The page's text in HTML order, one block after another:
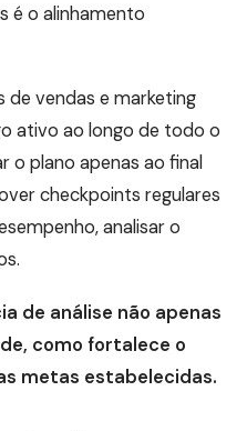
é o alinhamento
de vendas e marketing
ativo ao longo de todo o
o plano apenas ao final
checkpoints regulares
analisar o
de análise não apenas
como fortalece o
metas estabelecidas.